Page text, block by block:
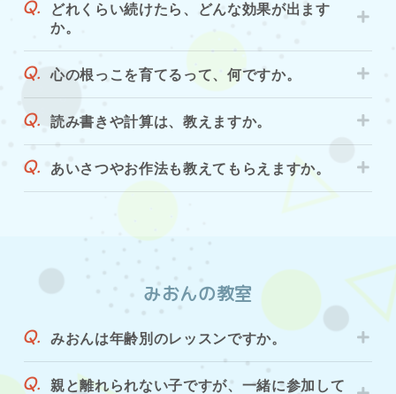
どれくらい続けたら、どんな効果が出ます
か。
心の根っこを育てるって、何ですか。
読み書きや計算は、教えますか。
あいさつやお作法も教えてもらえますか。
みおんの教室
みおんは年齢別のレッスンですか。
親と離れられない子ですが、一緒に参加して